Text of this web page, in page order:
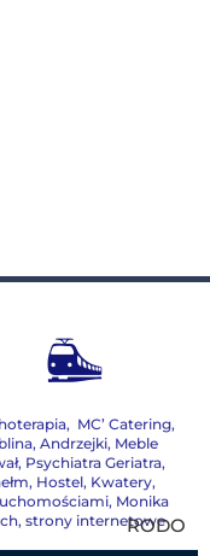
, MC’ Catering,
, Andrzejki, Meble
, Psychiatra Geriatra,
, Hostel, Kwatery,
Monika
strony internetowe
RODO